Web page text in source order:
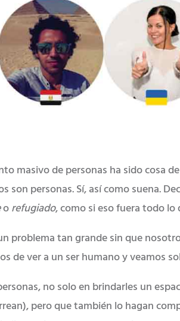
masivo de personas ha sido cosa
personas. Sí, así como suena.
orefugiado, como si eso fuera todo lo
problema tan grande sin que
de ver a un ser humano y veamos
no solo en brindarles un
pero que también lo hagan